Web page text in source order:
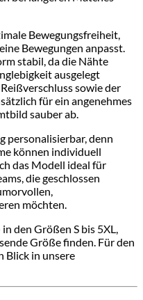
Bewegungsfreiheit,
Bewegungen anpasst.
stabil, da die Nähte
ausgelegt
sowie der
für ein angenehmes
sauber ab.
personalisierbar, denn
können individuell
das Modell ideal für
die geschlossen
möchten.
in den Größen S bis 5XL,
Größe finden. Für den
Blick in unsere